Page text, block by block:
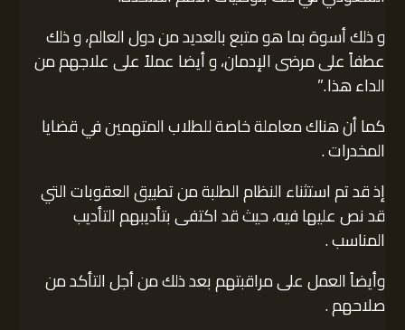
و ذلك أسوة بما هو متبع بالعديد من دول العالم، و ذلك
عطفاً على مرضى الإدمان، و أيضا عملاً على علاجهم من
الداء هذا .”
كما أن هناك معاملة خاصة للطلاب المتهمين في قضايا
المخدرات .
إذ قد تم استثناء النظام الطلبة من تطبيق العقوبات التي
قد نص عليها فيه، حيث قد اكتفى بتأديبهم التأديب
المناسب .
وأيضاً العمل على مراقبتهم بعد ذلك من أجل التأكد من
صلاحهم .